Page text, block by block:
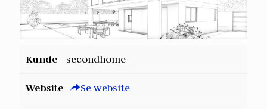
Kunde secondhome
Website Se website